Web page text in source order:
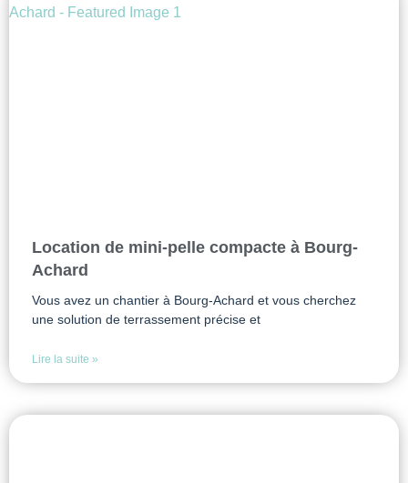
Location de mini-pelle compacte à Bourg-
Achard
Vous avez un chantier à Bourg-Achard et vous cherchez
une solution de terrassement précise et
Lire la suite »